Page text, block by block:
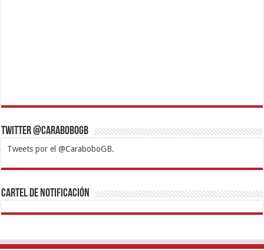
Twitter @CaraboboGB
Tweets por el @CaraboboGB.
1xbetBetturkeyBetistKralbetSupertotobetTipobetMatadorbetMariobet
https://mvbcasino.com/
Cartel de Notificación